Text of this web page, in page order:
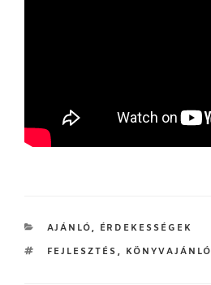
KATEGÓRIÁK
AJÁNLÓ, ÉRDEKESSÉGEK
CÍMKÉK
FEJLESZTÉS , KÖNYVAJÁNLÓ